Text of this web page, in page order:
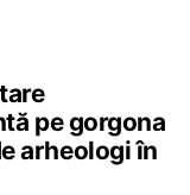
pe gorgona
arheologi în